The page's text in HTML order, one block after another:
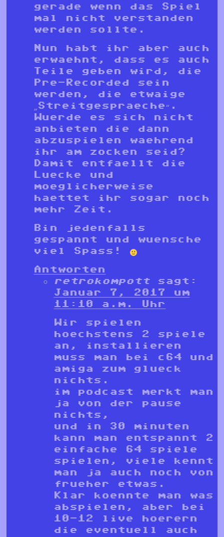
gerade wenn das Spiel
mal nicht verstanden
werden sollte.
Nun habt ihr aber auch
erwaehnt, dass es auch
Teile geben wird, die
Pre-Recorded sein
werden, die etwaige
„Streitgespraeche“.
Wuerde es sich nicht
anbieten die dann
abzuspielen waehrend
ihr am zocken seid?
Damit entfaellt die
Luecke und
moeglicherweise
haettet ihr sogar noch
mehr Zeit.
Bin jedenfalls
gespannt und wuensche
viel Spass!
Antworten
retrokompott
sagt:
Januar 7, 2017 um
11:10 a.m. Uhr
Wir spielen
hoechstens 2 spiele
an, installieren
muss man bei c64 und
amiga zum glueck
nichts.
im podcast merkt man
ja von der pause
nichts,
und in 30 minuten
kann man entspannt 2
einfache 64 spiele
spielen, viele kennt
man ja auch noch von
frueher etwas.
Klar koennte man was
abspielen, aber bei
10-12 live hoerern
die eventuell auch